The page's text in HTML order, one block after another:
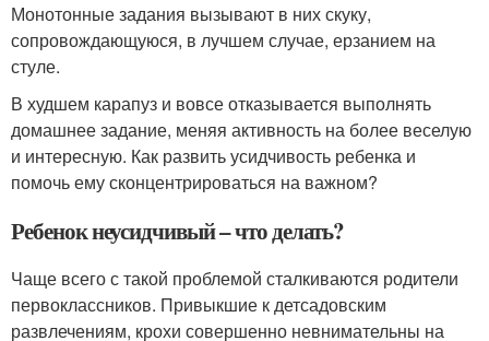
Монотонные задания вызывают в них скуку,
сопровождающуюся, в лучшем случае, ерзанием на
стуле.
В худшем карапуз и вовсе отказывается выполнять
домашнее задание, меняя активность на более веселую
и интересную. Как развить усидчивость ребенка и
помочь ему сконцентрироваться на важном?
Ребенок неусидчивый – что делать?
Чаще всего с такой проблемой сталкиваются родители
первоклассников. Привыкшие к детсадовским
развлечениям, крохи совершенно невнимательны на